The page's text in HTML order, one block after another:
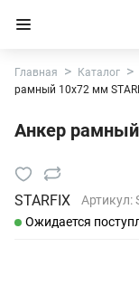
Главная Каталог
рамный 10х72 мм
Анкер
STARFIX Артикул:
Ожидается